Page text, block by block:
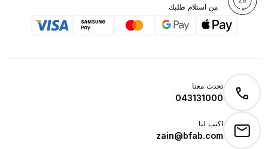
من استلام طلبك
تحدث معنا
043131000
اكتب لنا
zain@bfab.com